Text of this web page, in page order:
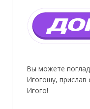
Вы можете
Игогошу, прислав
Игого!